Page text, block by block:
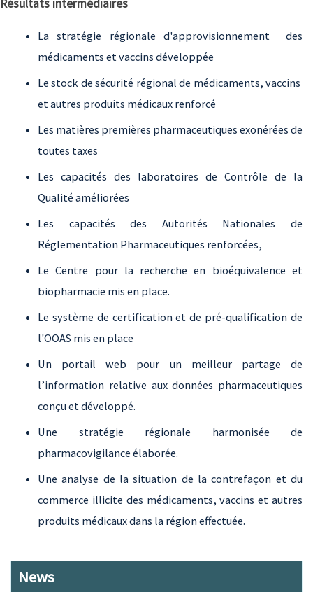
Résultats intermédiaires
La stratégie régionale d'approvisionnement des
médicaments et vaccins développée
Le stock de sécurité régional de médicaments, vaccins
et autres produits médicaux renforcé
Les matières premières pharmaceutiques exonérées de
toutes taxes
Les capacités des laboratoires de Contrôle de la
Qualité améliorées
Les capacités des Autorités Nationales de
Réglementation Pharmaceutiques renforcées,
Le Centre pour la recherche en bioéquivalence et
biopharmacie mis en place.
Le système de certification et de pré-qualification de
l'OOAS mis en place
Un portail web pour un meilleur partage de
l’information relative aux données pharmaceutiques
conçu et développé.
Une stratégie régionale harmonisée de
pharmacovigilance élaborée.
Une analyse de la situation de la contrefaçon et du
commerce illicite des médicaments, vaccins et autres
produits médicaux dans la région effectuée.
News